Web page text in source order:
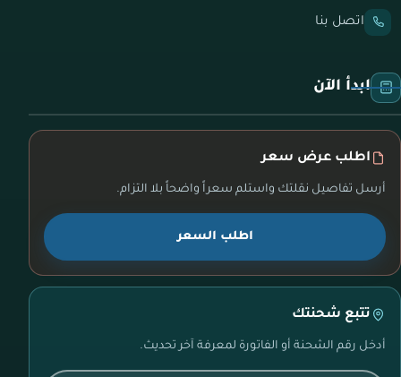
اتصل بنا
ابدأ الآن
اطلب عرض سعر
أرسل تفاصيل نقلتك واستلم سعراً واضحاً بلا التزام.
اطلب السعر
تتبع شحنتك
أدخل رقم الشحنة أو الفاتورة لمعرفة آخر تحديث.